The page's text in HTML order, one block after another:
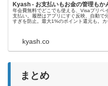
Kyash - お支払いもお金の管理もか
年会費無料でどこでも使える、Visaプリペ
支払い。履歴はアプリにすぐ反映、自動で
すぎを防止。最大1%のポイント還元も。カ
kyash.co
まとめ